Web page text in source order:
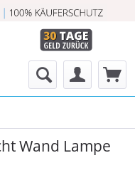
Wand Lampe